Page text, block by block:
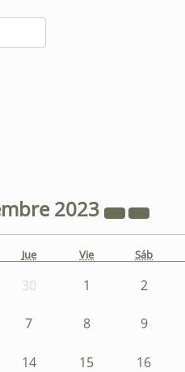
2023
Jue Vie Sáb
30 1 2
7 8 9
14 15 16